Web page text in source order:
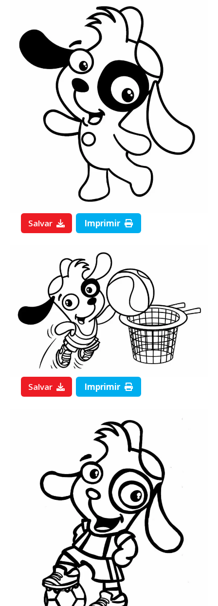
Salvar Imprimir
Salvar Imprimir